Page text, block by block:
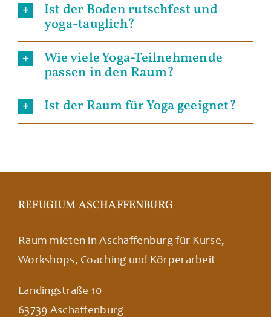
Ist der Boden rutschfest und
yoga-tauglich?
Wie viele Yoga-Teilnehmende
passen in den Raum?
Ist der Raum für Yoga geeignet?
REFUGIUM ASCHAFFENBURG
Raum mieten in Aschaffenburg für Kurse,
Workshops, Coaching und Körperarbeit
Landingstraße 10
63739 Aschaffenburg